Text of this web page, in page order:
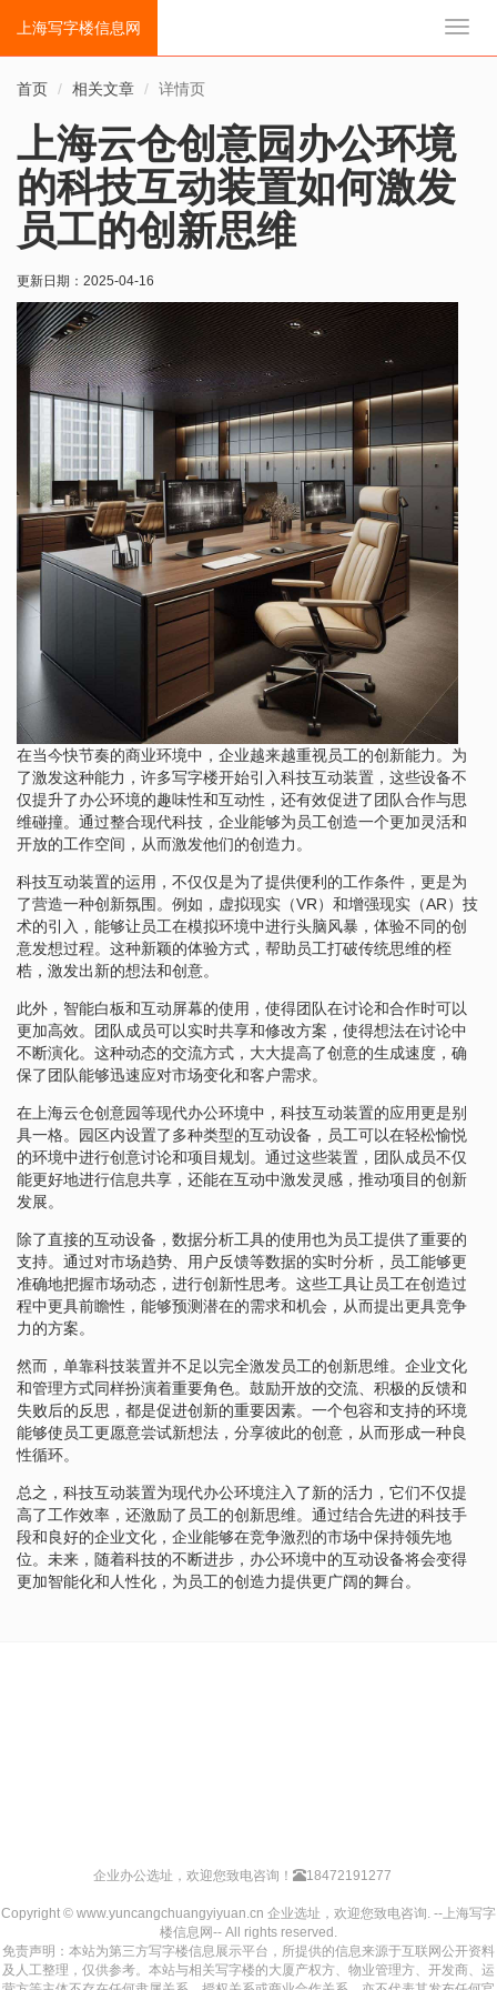
切
上海写字楼信息网
首页 相关文章 详情页
上海云仓创意园办公环境
的科技互动装置如何激发
员工的创新思维
更新日期： 2025-04-16
在当今快节奏的商业环境中，企业越来越重视员工的创新能力。为
了激发这种能力，许多写字楼开始引入科技互动装置，这些设备不
仅提升了办公环境的趣味性和互动性，还有效促进了团队合作与思
维碰撞。通过整合现代科技，企业能够为员工创造一个更加灵活和
开放的工作空间，从而激发他们的创造力。
科技互动装置的运用，不仅仅是为了提供便利的工作条件，更是为
了营造一种创新氛围。例如，虚拟现实（VR）和增强现实（AR）技
术的引入，能够让员工在模拟环境中进行头脑风暴，体验不同的创
意发想过程。这种新颖的体验方式，帮助员工打破传统思维的桎
梏，激发出新的想法和创意。
此外，智能白板和互动屏幕的使用，使得团队在讨论和合作时可以
更加高效。团队成员可以实时共享和修改方案，使得想法在讨论中
不断演化。这种动态的交流方式，大大提高了创意的生成速度，确
保了团队能够迅速应对市场变化和客户需求。
在上海云仓创意园等现代办公环境中，科技互动装置的应用更是别
具一格。园区内设置了多种类型的互动设备，员工可以在轻松愉悦
的环境中进行创意讨论和项目规划。通过这些装置，团队成员不仅
能更好地进行信息共享，还能在互动中激发灵感，推动项目的创新
发展。
除了直接的互动设备，数据分析工具的使用也为员工提供了重要的
支持。通过对市场趋势、用户反馈等数据的实时分析，员工能够更
准确地把握市场动态，进行创新性思考。这些工具让员工在创造过
程中更具前瞻性，能够预测潜在的需求和机会，从而提出更具竞争
力的方案。
然而，单靠科技装置并不足以完全激发员工的创新思维。企业文化
和管理方式同样扮演着重要角色。鼓励开放的交流、积极的反馈和
失败后的反思，都是促进创新的重要因素。一个包容和支持的环境
能够使员工更愿意尝试新想法，分享彼此的创意，从而形成一种良
性循环。
总之，科技互动装置为现代办公环境注入了新的活力，它们不仅提
高了工作效率，还激励了员工的创新思维。通过结合先进的科技手
段和良好的企业文化，企业能够在竞争激烈的市场中保持领先地
位。未来，随着科技的不断进步，办公环境中的互动设备将会变得
更加智能化和人性化，为员工的创造力提供更广阔的舞台。
企业办公选址，欢迎您致电咨询！ 18472191277
Copyright © www.yuncangchuangyiyuan.cn 企业选址，欢迎您致电咨询. --上海写字
楼信息网-- All rights reserved.
免责声明：本站为第三方写字楼信息展示平台，所提供的信息来源于互联网公开资料
及人工整理，仅供参考。本站与相关写字楼的大厦产权方、物业管理方、开发商、运